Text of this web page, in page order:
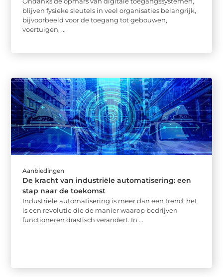
blijven fysieke sleutels in veel organisaties belangrijk,
bijvoorbeeld voor de toegang tot gebouwen,
voertuigen, ...
Aanbiedingen
De kracht van industriële automatisering: een
stap naar de toekomst
Industriële automatisering is meer dan een trend; het
is een revolutie die de manier waarop bedrijven
functioneren drastisch verandert. In ...